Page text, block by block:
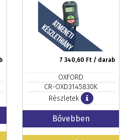
7 340,60 Ft / darab
OXFORD
CR-OXD3145830K
Részletek
Bővebben